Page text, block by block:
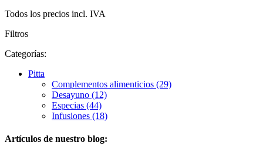
Todos los precios incl. IVA
Filtros
Categorías:
Pitta
Complementos alimenticios (29)
Desayuno (12)
Especias (44)
Infusiones (18)
Artículos de nuestro blog: